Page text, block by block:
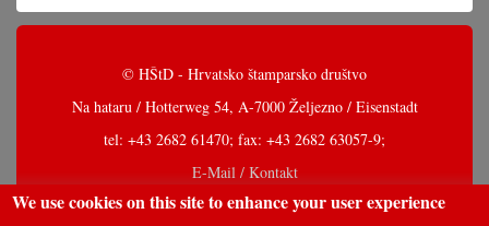
© HŠtD - Hrvatsko štamparsko društvo
Na hataru / Hotterweg 54, A-7000 Željezno / Eisenstadt
tel: +43 2682 61470; fax: +43 2682 63057-9;
E-Mail / Kontakt
We use cookies on this site to enhance your user experience